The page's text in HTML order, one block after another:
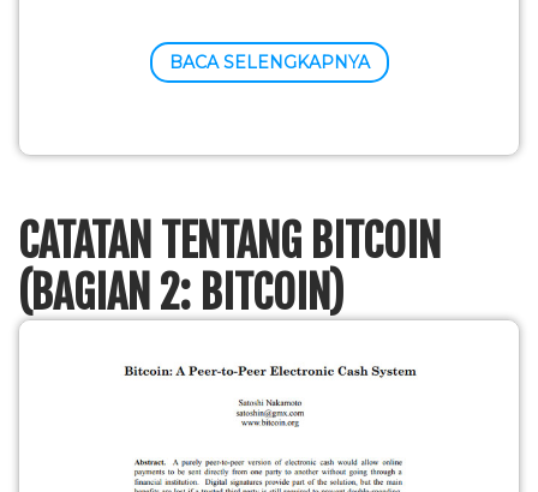
BACA SELENGKAPNYA
CATATAN TENTANG BITCOIN
(BAGIAN 2: BITCOIN)